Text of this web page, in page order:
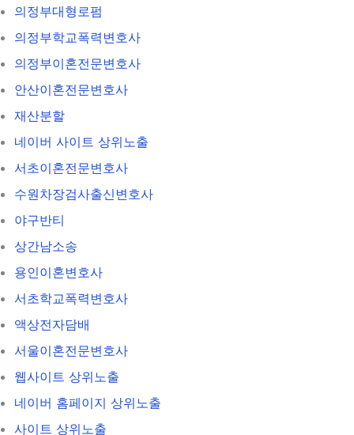
의정부대형로펌
의정부학교폭력변호사
의정부이혼전문변호사
안산이혼전문변호사
재산분할
네이버 사이트 상위노출
서초이혼전문변호사
수원차장검사출신변호사
야구반티
상간남소송
용인이혼변호사
서초학교폭력변호사
액상전자담배
서울이혼전문변호사
웹사이트 상위노출
네이버 홈페이지 상위노출
사이트 상위노출